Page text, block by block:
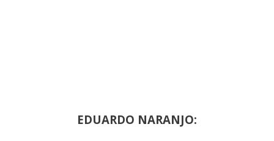
EDUARDO NARANJO: